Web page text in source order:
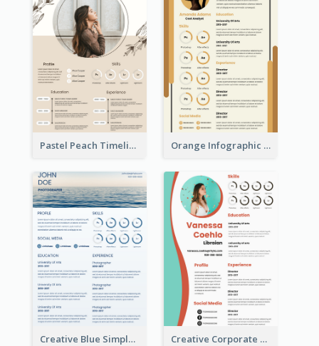
Pastel Peach Timeline Resume Orange Infographic Market Analyst Resume
Creative Blue Simple Resume Creative Corporate Teal Resume